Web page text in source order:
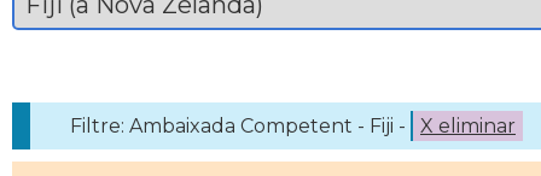
Filtre: Ambaixada Competent - Fiji - X eliminar